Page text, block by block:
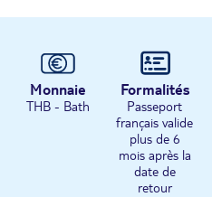
Monnaie
THB - Bath
Formalités
Passeport
français valide
plus de 6
mois après la
date de
retour